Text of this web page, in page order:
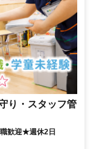
り・スタッフ管
歓迎★週休2日